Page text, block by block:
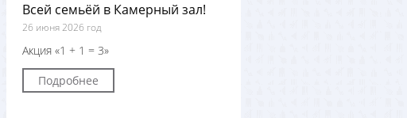
Всей семьёй в Камерный зал!
26 июня 2026 год
Акция «1 + 1 = 3»
Подробнее